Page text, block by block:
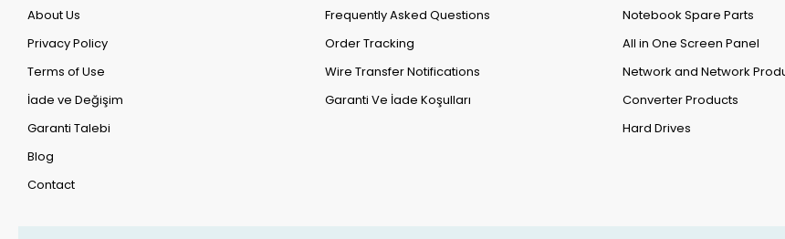
About Us
Privacy Policy
Terms of Use
İade ve Değişim
Garanti Talebi
Blog
Contact
Frequently Asked Questions
Order Tracking
Wire Transfer Notifications
Garanti Ve İade Koşulları
Notebook Spare Parts
All in One Screen Panel
Network and Network
Converter Products
Hard Drives